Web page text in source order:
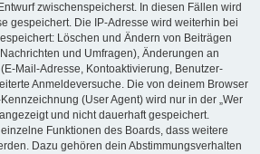
zwischenspeicherst. In diesen Fällen wird
gespeichert. Die IP-Adresse wird weiterhin bei
Löschen und Ändern von Beiträgen
und Umfragen), Änderungen an
Mail-Adresse, Kontoaktivierung, Benutzer-
Anmeldeversuche. Die von deinem Browser
(User Agent) wird nur in der „Wer
und nicht dauerhaft gespeichert.
Funktionen des Boards, dass weitere
Dazu gehören dein Abstimmungsverhalten